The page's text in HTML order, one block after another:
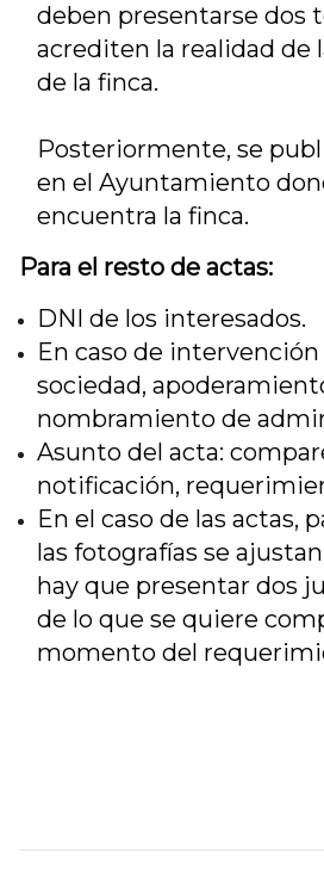
deben presentarse dos
acrediten la realidad de
de la finca.
Posteriormente, se
en el Ayuntamiento
encuentra la finca.
Para el resto de actas:
DNI de los interesados.
En caso de
sociedad,
nombramiento de
Asunto del acta:
notificación,
En el caso de las actas,
las fotografías se
hay que presentar dos
de lo que se quiere
momento del